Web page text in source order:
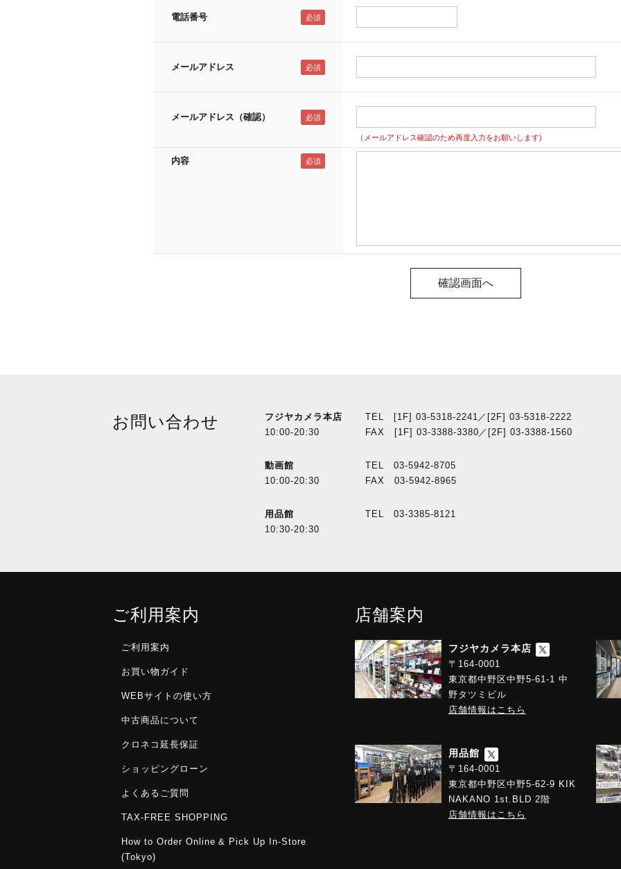
電話番号
メールアドレス
メールアドレス（確認）
（メールアドレス確認のため再度入力をお願いします)
内容
お問い合わせ
フジヤカメラ本店
10:00-20:30
TEL [1F] 03-5318-2241／[2F] 03-5318-2222
FAX [1F] 03-3388-3380／[2F] 03-3388-1560
動画館
10:00-20:30
TEL 03-5942-8705
FAX 03-5942-8965
用品館
10:30-20:30
TEL 03-3385-8121
ご利用案内
ご利用案内
お買い物ガイド
WEBサイトの使い方
中古商品について
クロネコ延長保証
ショッピングローン
よくあるご質問
TAX-FREE SHOPPING
How to Order Online & Pick Up In-Store
(Tokyo)
店舗案内
フジヤカメラ本店
〒164-0001
東京都中野区中野5-61-1 中
野タツミビル
店舗情報はこちら
用品館
〒164-0001
東京都中野区中野5-62-9 KIK
NAKANO 1st.BLD 2階
店舗情報はこちら